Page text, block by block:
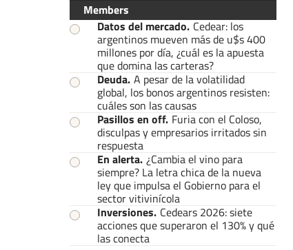
Members
Datos del mercado. Cedear: los
argentinos mueven más de u$s 400
millones por día, ¿cuál es la apuesta
que domina las carteras?
Deuda. A pesar de la volatilidad
global, los bonos argentinos resisten:
cuáles son las causas
Pasillos en off. Furia con el Coloso,
disculpas y empresarios irritados sin
respuesta
En alerta. ¿Cambia el vino para
siempre? La letra chica de la nueva
ley que impulsa el Gobierno para el
sector vitivinícola
Inversiones. Cedears 2026: siete
acciones que superaron el 130% y qué
las conecta